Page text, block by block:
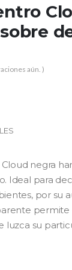
aún. )
negra
Ideal para
por su
permite
luzca su